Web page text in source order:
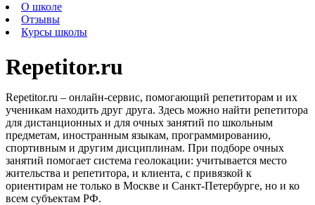
О школе
Отзывы
Курсы школы
Repetitor.ru
Repetitor.ru – онлайн-сервис, помогающий репетиторам и их
ученикам находить друг друга. Здесь можно найти репетитора
для дистанционных и для очных занятий по школьным
предметам, иностранным языкам, программированию,
спортивным и другим дисциплинам. При подборе очных
занятий помогает система геолокации: учитывается место
жительства и репетитора, и клиента, с привязкой к
ориентирам не только в Москве и Санкт-Петербурге, но и ко
всем субъектам РФ.